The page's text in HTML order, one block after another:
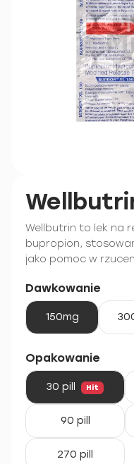
Wellbutrin to lek na
bupropion,
jako pomoc w
Dawkowanie
150mg
Opakowanie
30 pill Hit
90 pill
270 pill